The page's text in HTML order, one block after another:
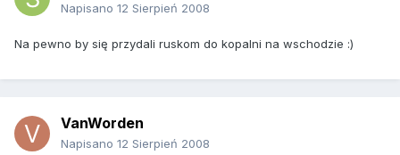
Napisano 12 Sierpień 2008
Na pewno by się przydali ruskom do kopalni na wschodzie :)
VanWorden
Napisano 12 Sierpień 2008